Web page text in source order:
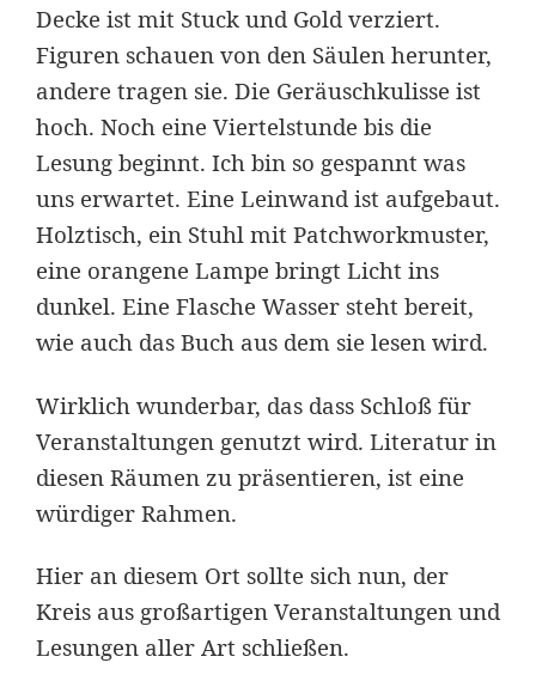
Decke ist mit Stuck und Gold verziert.
Figuren schauen von den Säulen herunter,
andere tragen sie. Die Geräuschkulisse ist
hoch. Noch eine Viertelstunde bis die
Lesung beginnt. Ich bin so gespannt was
uns erwartet. Eine Leinwand ist aufgebaut.
Holztisch, ein Stuhl mit Patchworkmuster,
eine orangene Lampe bringt Licht ins
dunkel. Eine Flasche Wasser steht bereit,
wie auch das Buch aus dem sie lesen wird.
Wirklich wunderbar, das dass Schloß für
Veranstaltungen genutzt wird. Literatur in
diesen Räumen zu präsentieren, ist eine
würdiger Rahmen.
Hier an diesem Ort sollte sich nun, der
Kreis aus großartigen Veranstaltungen und
Lesungen aller Art schließen.